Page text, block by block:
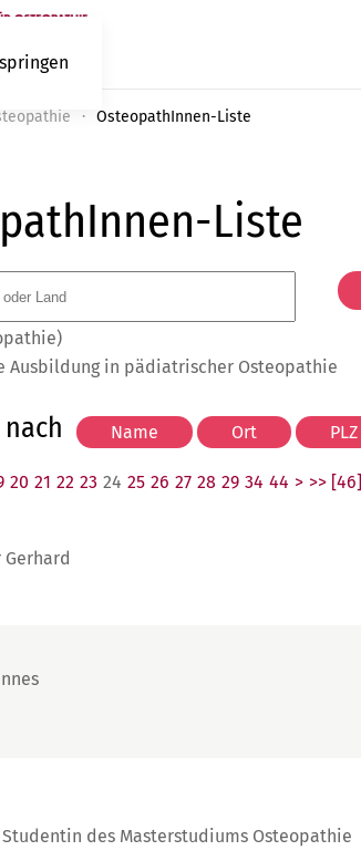
OsteopathInnen-Liste
Liste
Ausbildung in pädiatrischer Osteopathie
20 21 22 23 24 25 26 27 28 29 34 44 > >> [46]
des Masterstudiums Osteopathie